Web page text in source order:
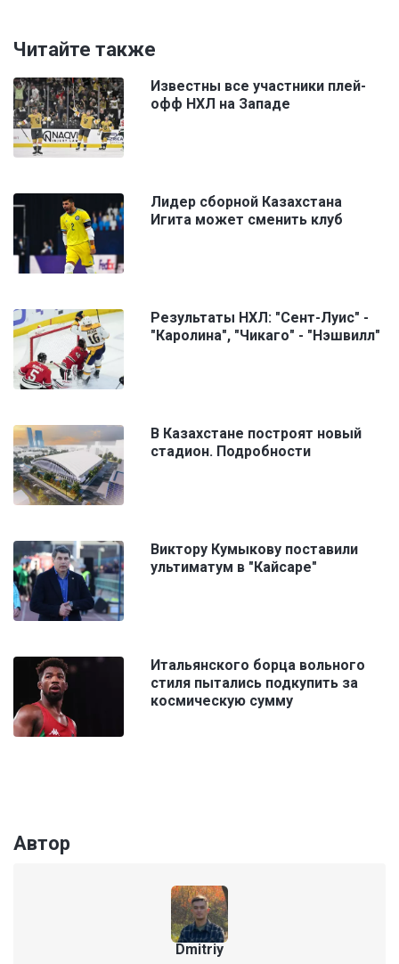
Читайте также
Известны все участники плей-
офф НХЛ на Западе
Лидер сборной Казахстана
Игита может сменить клуб
Результаты НХЛ: "Сент-Луис" -
"Каролина", "Чикаго" - "Нэшвилл"
В Казахстане построят новый
стадион. Подробности
Виктору Кумыкову поставили
ультиматум в "Кайсаре"
Итальянского борца вольного
стиля пытались подкупить за
космическую сумму
Автор
Dmitriy